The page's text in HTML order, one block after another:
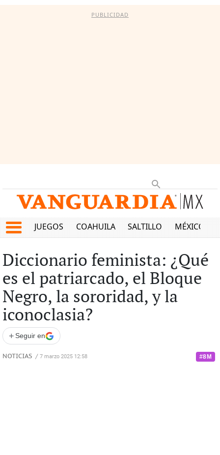
PUBLICIDAD
JUEGOS COAHUILA SALTILLO MÉXICO
Diccionario feminista: ¿Qué
es el patriarcado, el Bloque
Negro, la sororidad, y la
iconoclasia?
+ Seguir en
NOTICIAS / 7 marzo 2025 12:58 #8M